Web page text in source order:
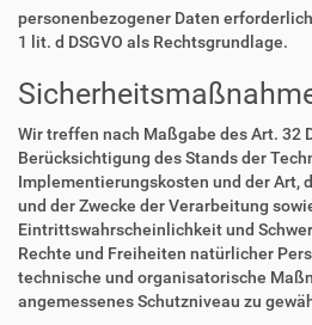
personenbezogener Daten
1 lit. d DSGVO als Rechtsgrundlage.
Wir treffen nach Maßgabe des Art. 32
Berücksichtigung des Stands der
Implementierungskosten und der Art,
und der Zwecke der Verarbeitung
Eintrittswahrscheinlichkeit und
Rechte und Freiheiten natürlicher
technische und organisatorische
angemessenes Schutzniveau zu